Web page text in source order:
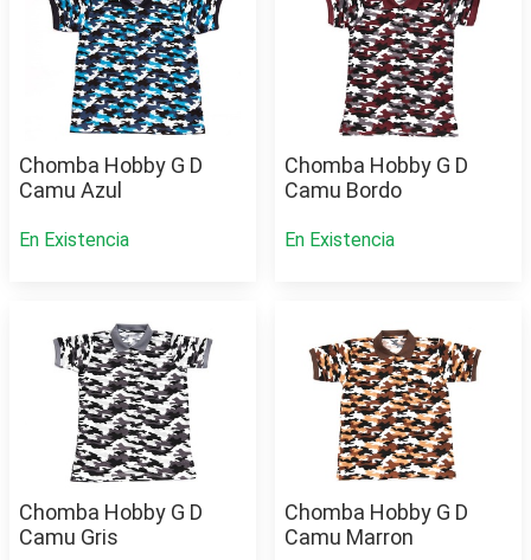
Chomba Hobby G D
Camu Azul
En Existencia
Chomba Hobby G D
Camu Bordo
En Existencia
Chomba Hobby G D
Camu Gris
Chomba Hobby G D
Camu Marron